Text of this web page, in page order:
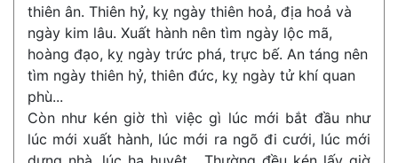
thiên ân. Thiên hỷ, kỵ ngày thiên hoả, địa hoả và
ngày kim lâu. Xuất hành nên tìm ngày lộc mã,
hoàng đạo, kỵ ngày trức phá, trực bế. An táng nên
tìm ngày thiên hỷ, thiên đức, kỵ ngày tử khí quan
phù...
Còn như kén giờ thì việc gì lúc mới bắt đầu như
lúc mới xuất hành, lúc mới ra ngõ đi cưới, lúc mới